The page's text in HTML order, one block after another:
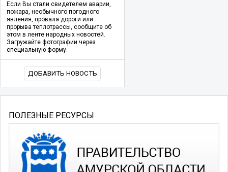
Если Вы стали свидетелем аварии,
пожара, необычного погодного
явления, провала дороги или
прорыва теплотрассы, сообщите об
этом в ленте народных новостей.
Загружайте фотографии через
специальную форму.
ДОБАВИТЬ НОВОСТЬ
ПОЛЕЗНЫЕ РЕСУРСЫ